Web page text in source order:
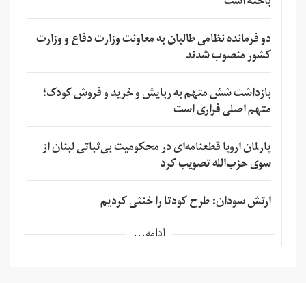
دو فرمانده نظامی طالبان به معاونت وزارت دفاع و وزارت
کشور منصوب شدند
بازداشت شش متهم به ربایش و خرید و فروش کودک؛
متهم اصلی فراری است
پارلمان اروپا قطعنامه‌ای در محکومیت بی‌ثباتی لبنان از
سوی حزب‌الله تصویب کرد
ارتش سودان: طرح کودتا را خنثی کردیم
ادامه...